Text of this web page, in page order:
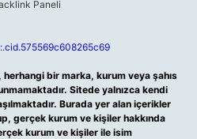
bir marka, kurum veya şahıs
Sitede yalnızca kendi
Burada yer alan içerikler
gerçek kurum ve kişiler hakkında
kurum ve kişiler ile isim